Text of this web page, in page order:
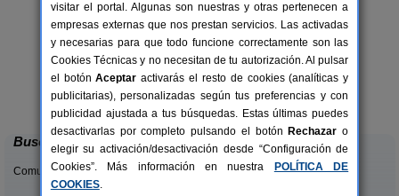
20+6 pers.
desde26 €
Casa Mariñeira Lourdes
Cambados (Pontevedra)
Buscar
Comunidades:
visitar el portal. Algunas son nuestras y otras pertenecen a
empresas externas que nos prestan servicios. Las activadas
y necesarias para que todo funcione correctamente son las
Cookies Técnicas y no necesitan de tu autorización. Al pulsar
el botónAceptar activarás el resto de cookies (analíticas y
publicitarias), personalizadas según tus preferencias y con
publicidad ajustada a tus búsquedas. Estas últimas puedes
desactivarlas por completo pulsando el botón Rechazar o
elegir su activación/desactivación desde “Configuración de
Cookies”. Más información en nuestra
POLÍTICA DE
COOKIES.